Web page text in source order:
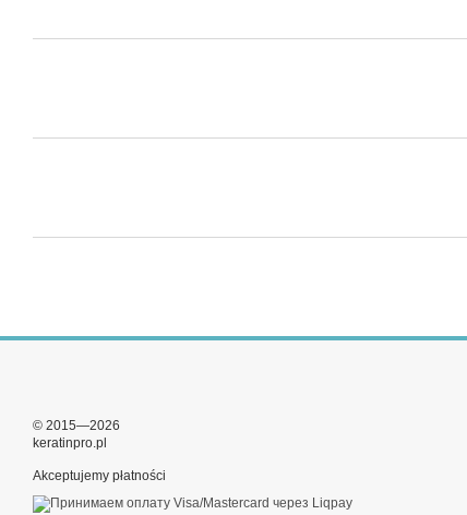
© 2015—2026
keratinpro.pl
Akceptujemy płatności